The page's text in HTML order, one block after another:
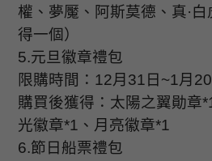
權、夢魘、阿斯莫德、真·
得一個）
5.元旦徽章禮包
限購時間： 12月 31 日 ~1月 20
購買後獲得：太陽之翼勛章
光徽章*1 、月亮徽章*1
6.節日船票禮包